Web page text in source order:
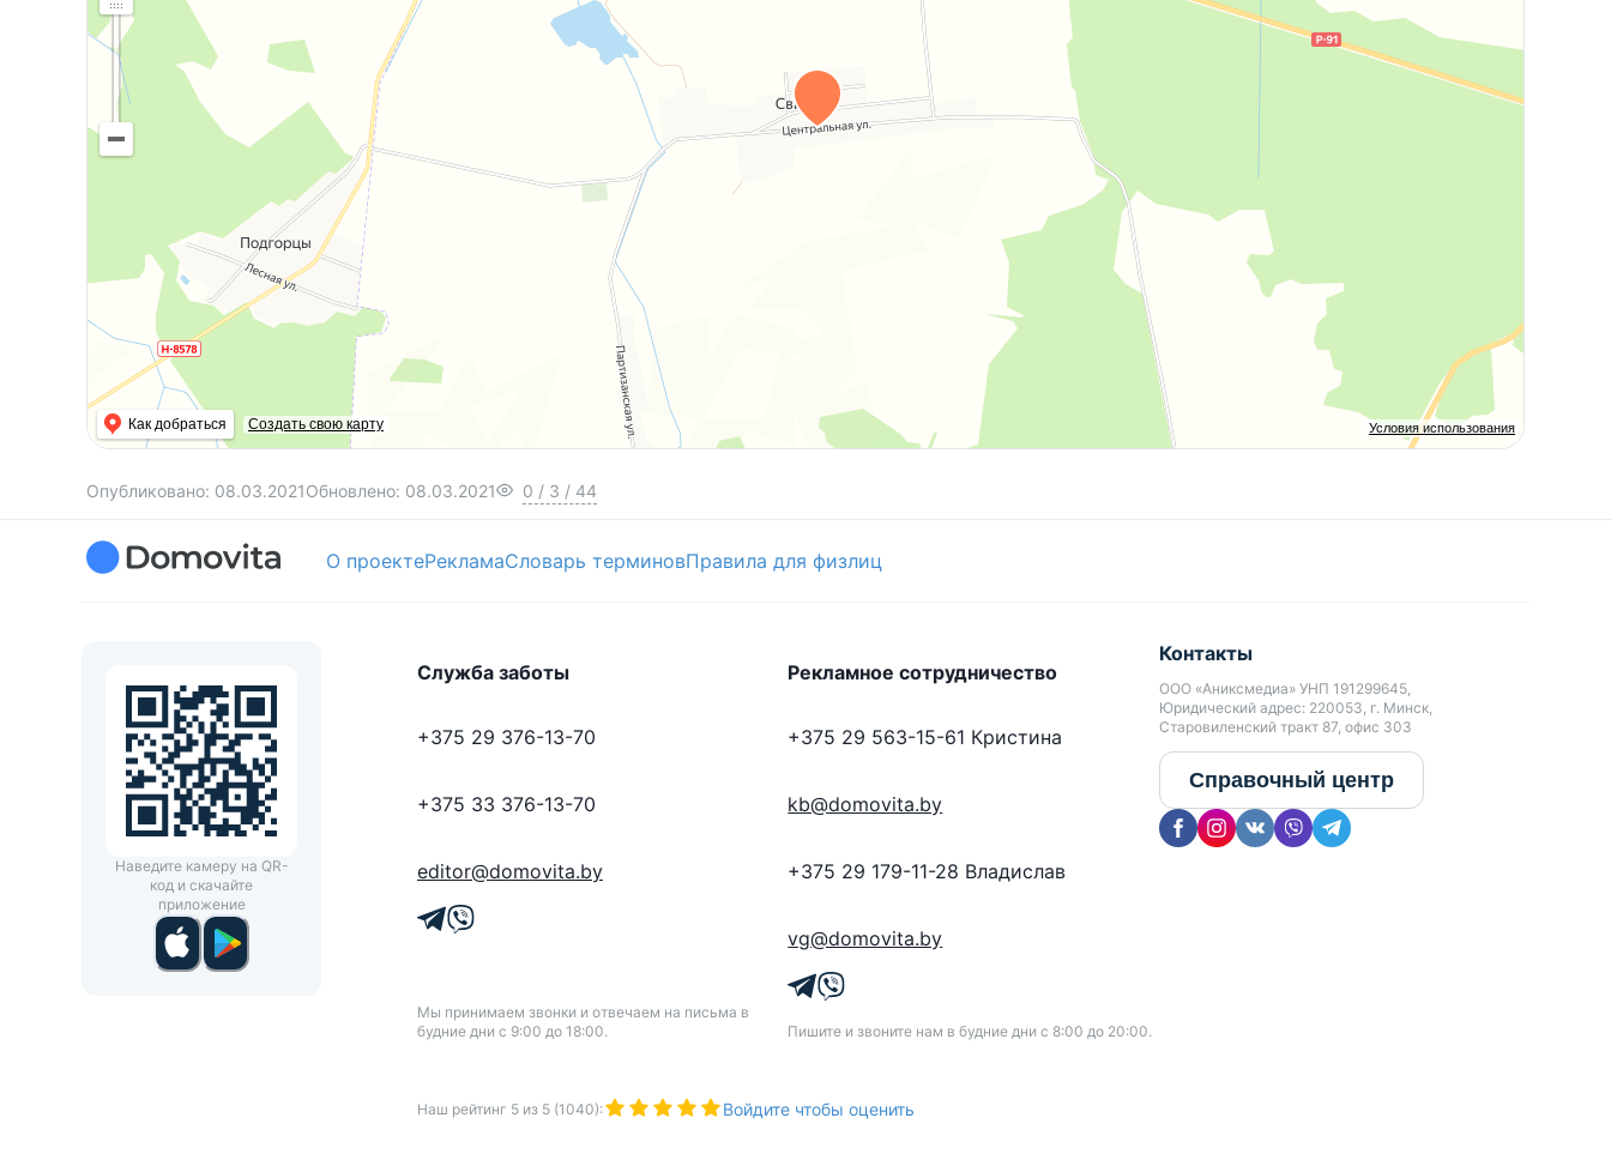
Условия использования
Как добраться Создать свою карту
Опубликовано: 08.03.2021Обновлено: 08.03.2021 0 / 3 / 44
О проектеРекламаСловарь терминовПравила для физлиц
Наведите камеру на QR-
код и скачайте
приложение
Служба заботы
+375 29 376-13-70
+375 33 376-13-70
editor@domovita.by
Мы принимаем звонки и отвечаем на письма в
будние дни с 9:00 до 18:00.
Рекламное сотрудничество
+375 29 563-15-61 Кристина
kb@domovita.by
+375 29 179-11-28 Владислав
vg@domovita.by
Пишите и звоните нам в будние дни с 8:00 до 20:00.
Контакты
ООО «Аниксмедиа» УНП 191299645,
Юридический адрес: 220053, г. Минск,
Старовиленский тракт 87, офис 303
Справочный центр
Наш рейтинг 5 из 5 (1040): Войдите чтобы оценить